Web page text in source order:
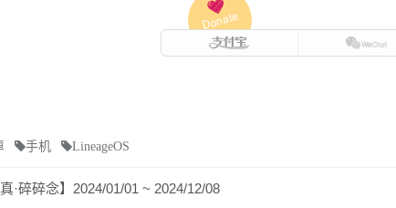
Donate
手机 LineageOS
真·碎碎念】2024/01/01 ~ 2024/12/08